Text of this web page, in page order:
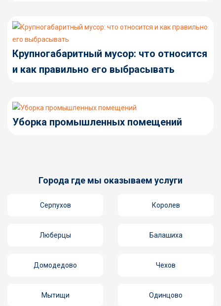
Крупногабаритный мусор: что относится
и как правильно его выбрасывать
Уборка промышленных помещений
Города где мы оказываем услуги
Серпухов Королев
Люберцы Балашиха
Домодедово Чехов
Мытищи Одинцово